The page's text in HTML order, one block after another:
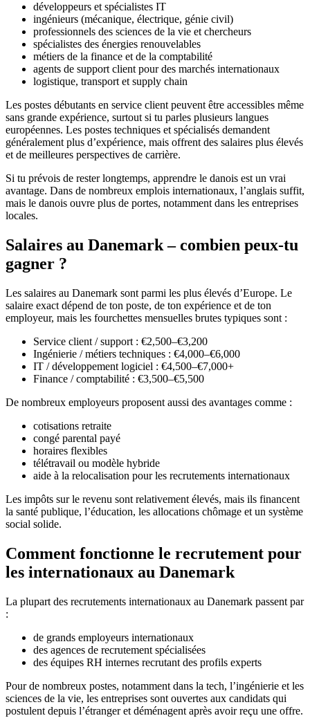
développeurs et spécialistes IT
ingénieurs (mécanique, électrique, génie civil)
professionnels des sciences de la vie et chercheurs
spécialistes des énergies renouvelables
métiers de la finance et de la comptabilité
agents de support client pour des marchés internationaux
logistique, transport et supply chain
Les postes débutants en service client peuvent être accessibles même
sans grande expérience, surtout si tu parles plusieurs langues
européennes. Les postes techniques et spécialisés demandent
généralement plus d’expérience, mais offrent des salaires plus élevés
et de meilleures perspectives de carrière.
Si tu prévois de rester longtemps, apprendre le danois est un vrai
avantage. Dans de nombreux emplois internationaux, l’anglais suffit,
mais le danois ouvre plus de portes, notamment dans les entreprises
locales.
Salaires au Danemark – combien peux-tu
gagner ?
Les salaires au Danemark sont parmi les plus élevés d’Europe. Le
salaire exact dépend de ton poste, de ton expérience et de ton
employeur, mais les fourchettes mensuelles brutes typiques sont :
Service client / support : €2,500–€3,200
Ingénierie / métiers techniques : €4,000–€6,000
IT / développement logiciel : €4,500–€7,000+
Finance / comptabilité : €3,500–€5,500
De nombreux employeurs proposent aussi des avantages comme :
cotisations retraite
congé parental payé
horaires flexibles
télétravail ou modèle hybride
aide à la relocalisation pour les recrutements internationaux
Les impôts sur le revenu sont relativement élevés, mais ils financent
la santé publique, l’éducation, les allocations chômage et un système
social solide.
Comment fonctionne le recrutement pour
les internationaux au Danemark
La plupart des recrutements internationaux au Danemark passent par
:
de grands employeurs internationaux
des agences de recrutement spécialisées
des équipes RH internes recrutant des profils experts
Pour de nombreux postes, notamment dans la tech, l’ingénierie et les
sciences de la vie, les entreprises sont ouvertes aux candidats qui
postulent depuis l’étranger et déménagent après avoir reçu une offre.